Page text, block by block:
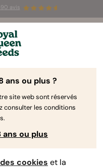
avis
-50 % sur
ans ou plus ?
site web sont réservés
consulter les conditions
ans ou plus
cookies et la